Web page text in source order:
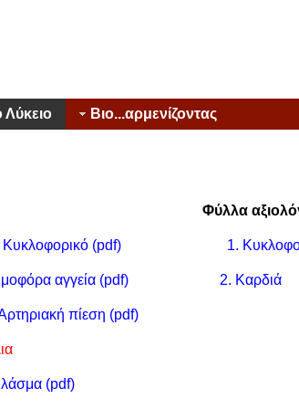
Λύκειο Βιο...αρμενίζοντας
ppt Φύλλα
Κυκλοφορικό (pdf) 1.
αγγεία (pdf) 2. Καρδιά
πίεση (pdf)
(pdf)